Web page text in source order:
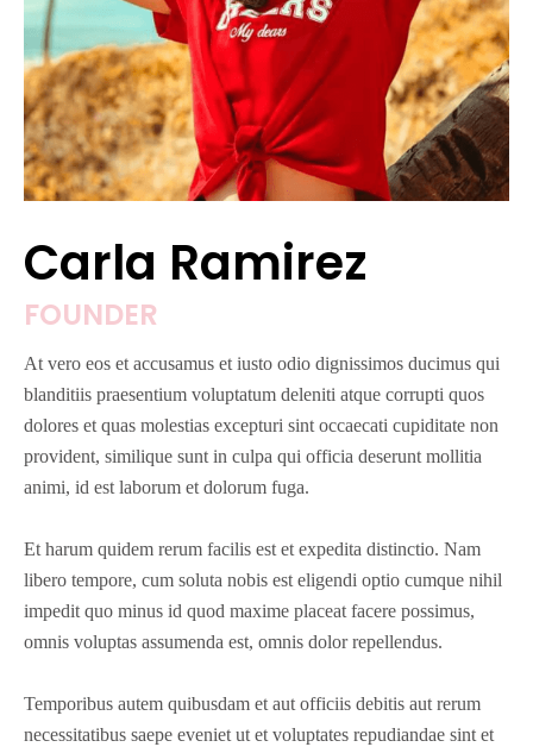
Carla Ramirez
FOUNDER
At vero eos et accusamus et iusto odio dignissimos ducimus qui
blanditiis praesentium voluptatum deleniti atque corrupti quos
dolores et quas molestias excepturi sint occaecati cupiditate non
provident, similique sunt in culpa qui officia deserunt mollitia
animi, id est laborum et dolorum fuga.
Et harum quidem rerum facilis est et expedita distinctio. Nam
libero tempore, cum soluta nobis est eligendi optio cumque nihil
impedit quo minus id quod maxime placeat facere possimus,
omnis voluptas assumenda est, omnis dolor repellendus.
Temporibus autem quibusdam et aut officiis debitis aut rerum
necessitatibus saepe eveniet ut et voluptates repudiandae sint et